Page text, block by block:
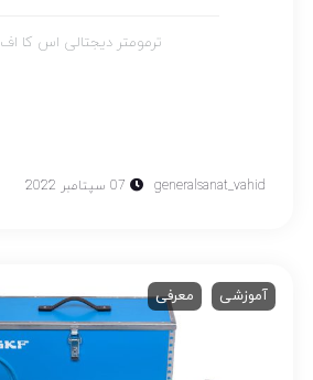
ترمومتر دیجتالی اس کا اف skf
generalsanat_vahid 07 سپتامبر 2022
آموزشی معرفی